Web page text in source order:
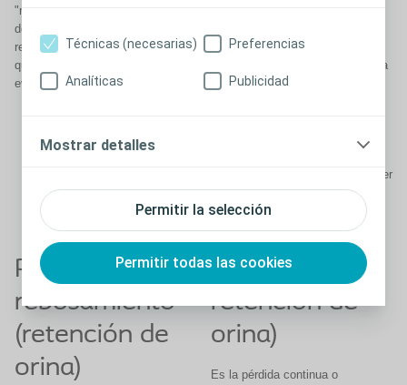
Permitir la selección
Permitir todas las cookies
Técnicas (necesarias) Preferencias
Analíticas Publicidad
Mostrar detalles
"miedo" al escape, o "miedo" al
dolor producido por el intento de
retener la orina. El paciente siente
que se va a orinar y no puede
evitarlo.
produce el escape de orina que
puede oscilar desde unas gotas a
un chorro, dependiendo del grado
estornudo, la marcha, el deporte,
ponerse en pie, agacharse a coger
algo o llevar peso, son causas
desencadenantes de la pérdida.
Por
rebosamiento
(retención de
orina)
Por goteo (sin
retención de
orina)
Es la pérdida continua o